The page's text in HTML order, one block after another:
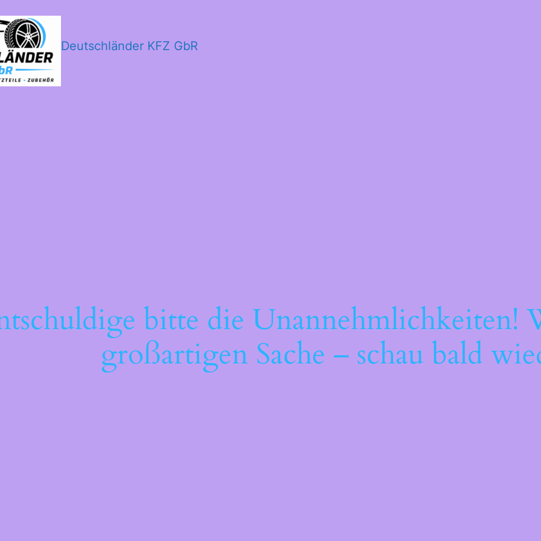
Deutschländer KFZ GbR
bitte die Unannehmlichkeiten!
großartigen Sache – schau bald